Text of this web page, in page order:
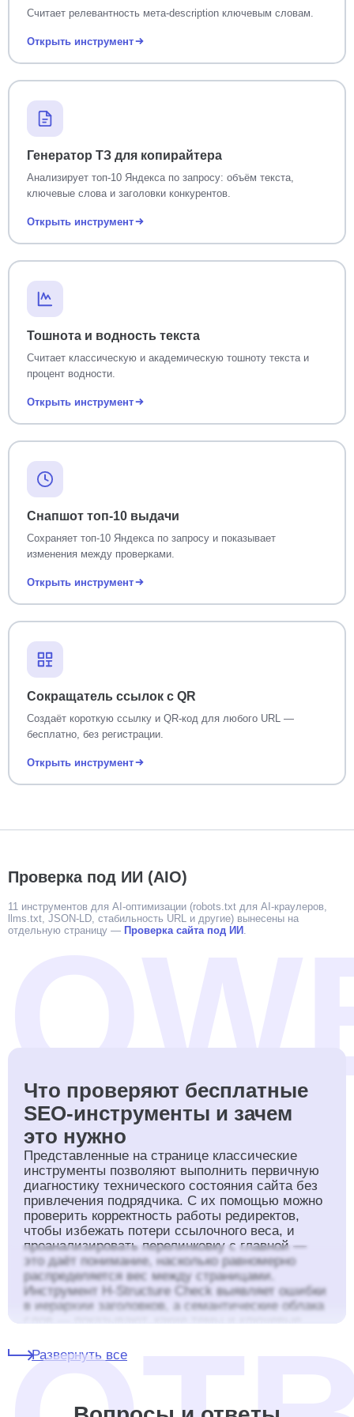
Считает релевантность мета-description ключевым словам.
Открыть инструмент
Генератор ТЗ для копирайтера
Анализирует топ-10 Яндекса по запросу: объём текста,
ключевые слова и заголовки конкурентов.
Открыть инструмент
Тошнота и водность текста
Считает классическую и академическую тошноту текста и
процент водности.
Открыть инструмент
Снапшот топ-10 выдачи
Сохраняет топ-10 Яндекса по запросу и показывает
изменения между проверками.
Открыть инструмент
Сокращатель ссылок с QR
Создаёт короткую ссылку и QR-код для любого URL —
бесплатно, без регистрации.
Открыть инструмент
Проверка под ИИ (AIO)
11 инструментов для AI-оптимизации (robots.txt для AI-краулеров,
llms.txt, JSON-LD, стабильность URL и другие) вынесены на
отдельную страницу — Проверка сайта под ИИ .
Что проверяют бесплатные
SEO-инструменты и зачем
это нужно
Представленные на странице классические
инструменты позволяют выполнить первичную
диагностику технического состояния сайта без
привлечения подрядчика. С их помощью можно
проверить корректность работы редиректов,
чтобы избежать потери ссылочного веса, и
проанализировать перелинковку с главной —
это даёт понимание, насколько равномерно
распределяется вес между страницами.
Инструмент H-Structure Check выявляет ошибки
в иерархии заголовков, а семантические облака
слов — показывают, какие темы и ключевые
двух семантических облак помогает быстро
оценить разницу в контентной стратегии с
относительно шаблонных блоков, а SEO Радар
Развернуть все